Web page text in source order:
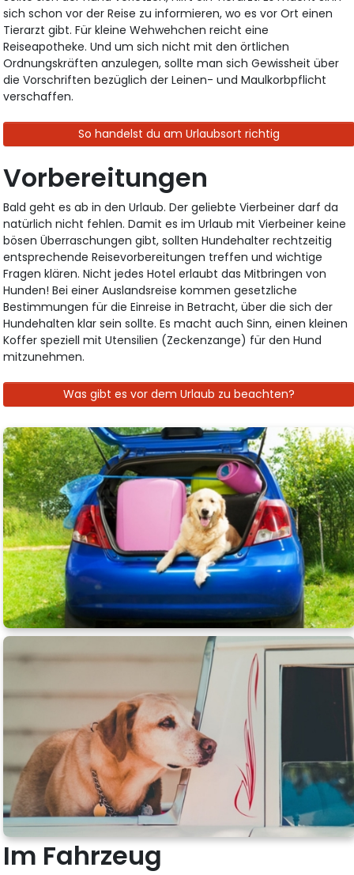
sich schon vor der Reise zu informieren, wo es vor Ort einen
Tierarzt gibt. Für kleine Wehwehchen reicht eine
Reiseapotheke. Und um sich nicht mit den örtlichen
Ordnungskräften anzulegen, sollte man sich Gewissheit über
die Vorschriften bezüglich der Leinen- und Maulkorbpflicht
verschaffen.
So handelst du am Urlaubsort richtig
Vorbereitungen
Bald geht es ab in den Urlaub. Der geliebte Vierbeiner darf da
natürlich nicht fehlen. Damit es im Urlaub mit Vierbeiner keine
bösen Überraschungen gibt, sollten Hundehalter rechtzeitig
entsprechende Reisevorbereitungen treffen und wichtige
Fragen klären. Nicht jedes Hotel erlaubt das Mitbringen von
Hunden! Bei einer Auslandsreise kommen gesetzliche
Bestimmungen für die Einreise in Betracht, über die sich der
Hundehalten klar sein sollte. Es macht auch Sinn, einen kleinen
Koffer speziell mit Utensilien (Zeckenzange) für den Hund
mitzunehmen.
Was gibt es vor dem Urlaub zu beachten?
Im Fahrzeug